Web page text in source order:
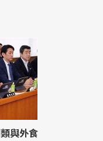
與外食